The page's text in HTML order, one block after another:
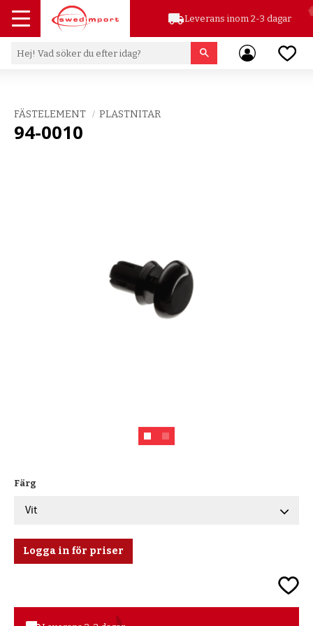
Meny
local_shippingLeverans inom 2-3 dagar
FÄSTELEMENT PLASTNITAR
94-0010
Färg
Logga in för priser
Lägg